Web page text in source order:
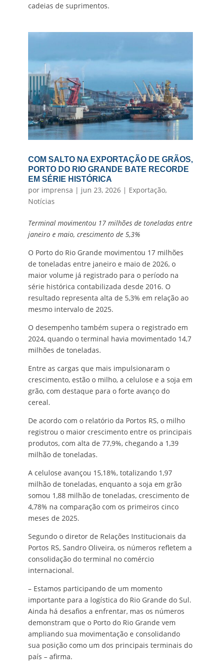
cadeias de suprimentos.
COM SALTO NA EXPORTAÇÃO DE GRÃOS,
PORTO DO RIO GRANDE BATE RECORDE
EM SÉRIE HISTÓRICA
por imprensa | jun 23, 2026| Exportação,
Notícias
Terminal movimentou 17 milhões de toneladas entre
janeiro e maio, crescimento de 5,3%
O Porto do Rio Grande movimentou 17 milhões
de toneladas entre janeiro e maio de 2026, o
maior volume já registrado para o período na
série histórica contabilizada desde 2016. O
resultado representa alta de 5,3% em relação ao
mesmo intervalo de 2025.
O desempenho também supera o registrado em
2024, quando o terminal havia movimentado 14,7
milhões de toneladas.
Entre as cargas que mais impulsionaram o
crescimento, estão o milho, a celulose e a soja em
grão, com destaque para o forte avanço do
cereal.
De acordo com o relatório da Portos RS, o milho
registrou o maior crescimento entre os principais
produtos, com alta de 77,9%, chegando a 1,39
milhão de toneladas.
A celulose avançou 15,18%, totalizando 1,97
milhão de toneladas, enquanto a soja em grão
somou 1,88 milhão de toneladas, crescimento de
4,78% na comparação com os primeiros cinco
meses de 2025.
Segundo o diretor de Relações Institucionais da
Portos RS, Sandro Oliveira, os números refletem a
consolidação do terminal no comércio
internacional.
– Estamos participando de um momento
importante para a logística do Rio Grande do Sul.
Ainda há desafios a enfrentar, mas os números
demonstram que o Porto do Rio Grande vem
ampliando sua movimentação e consolidando
sua posição como um dos principais terminais do
país – afirma.